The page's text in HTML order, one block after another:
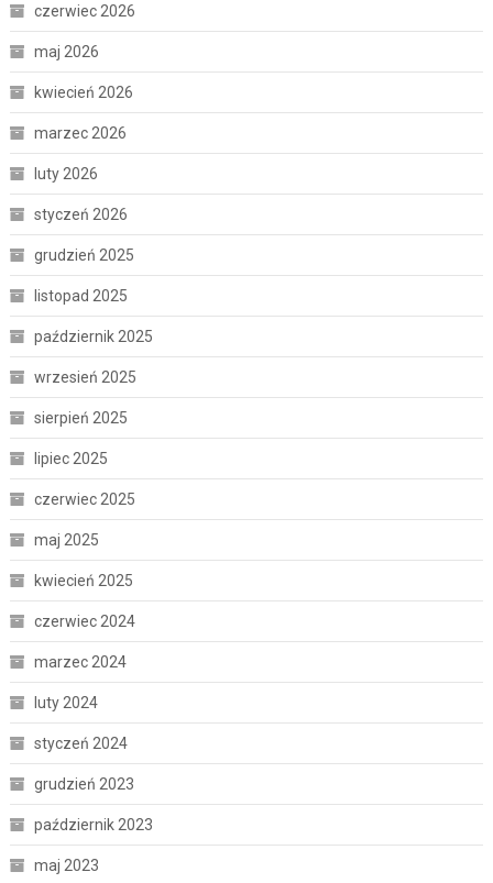
czerwiec 2026
maj 2026
kwiecień 2026
marzec 2026
luty 2026
styczeń 2026
grudzień 2025
listopad 2025
październik 2025
wrzesień 2025
sierpień 2025
lipiec 2025
czerwiec 2025
maj 2025
kwiecień 2025
czerwiec 2024
marzec 2024
luty 2024
styczeń 2024
grudzień 2023
październik 2023
maj 2023